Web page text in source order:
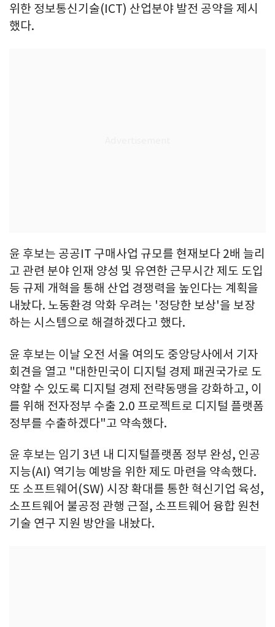
위한 정보통신기술(ICT) 산업분야 발전 공약을 제시
했다.
윤 후보는 공공IT 구매사업 규모를 현재보다 2배 늘리
고 관련 분야 인재 양성 및 유연한 근무시간 제도 도입
등 규제 개혁을 통해 산업 경쟁력을 높인다는 계획을
내놨다. 노동환경 악화 우려는 '정당한 보상'을 보장
하는 시스템으로 해결하겠다고 했다.
윤 후보는 이날 오전 서울 여의도 중앙당사에서 기자
회견을 열고 "대한민국이 디지털 경제 패권국가로 도
약할 수 있도록 디지털 경제 전략동맹을 강화하고, 이
를 위해 전자정부 수출 2.0 프로젝트로 디지털 플랫폼
정부를 수출하겠다"고 약속했다.
윤 후보는 임기 3년 내 디지털플랫폼 정부 완성, 인공
지능(AI) 역기능 예방을 위한 제도 마련을 약속했다.
또 소프트웨어(SW) 시장 확대를 통한 혁신기업 육성,
소프트웨어 불공정 관행 근절, 소프트웨어 융합 원천
기술 연구 지원 방안을 내놨다.